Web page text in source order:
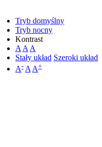
Tryb domyślny
Tryb nocny
Kontrast
A A A
Stały układ Szeroki układ
A- A A+